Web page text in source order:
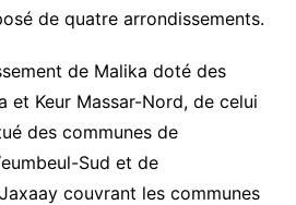
de quatre arrondissements.
de Malika doté des
et Keur Massar-Nord, de celui
des communes de
Sud et de
couvrant les communes